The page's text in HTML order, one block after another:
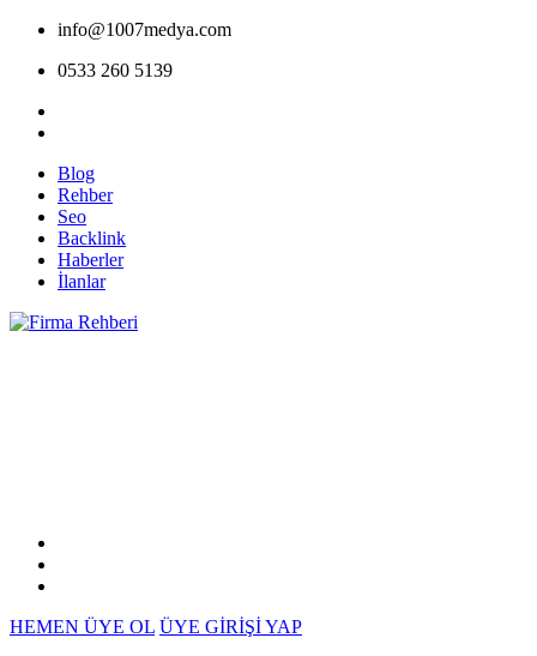
info@1007medya.com
0533 260 5139
Blog
Rehber
Seo
Backlink
Haberler
İlanlar
HEMEN ÜYE OL ÜYE GİRİŞİ YAP